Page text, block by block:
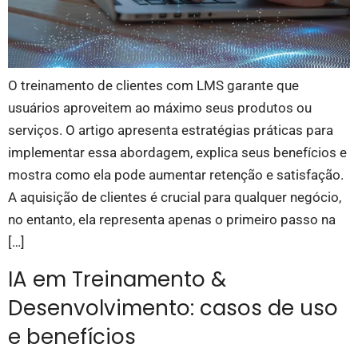
O treinamento de clientes com LMS garante que
usuários aproveitem ao máximo seus produtos ou
serviços. O artigo apresenta estratégias práticas para
implementar essa abordagem, explica seus benefícios e
mostra como ela pode aumentar retenção e satisfação.
A aquisição de clientes é crucial para qualquer negócio,
no entanto, ela representa apenas o primeiro passo na
[…]
IA em Treinamento &
Desenvolvimento: casos de uso
e benefícios